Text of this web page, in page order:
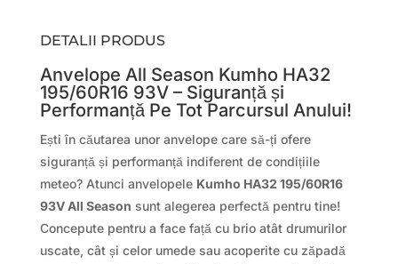
DETALII PRODUS
Anvelope All Season Kumho HA32
195/60R16 93V – Siguranță și
Performanță Pe Tot Parcursul Anului!
Ești în căutarea unor anvelope care să-ți ofere
siguranță și performanță indiferent de condițiile
meteo? Atunci anvelopele Kumho HA32 195/60R16
93V All Season sunt alegerea perfectă pentru tine!
Concepute pentru a face față cu brio atât drumurilor
uscate, cât și celor umede sau acoperite cu zăpadă